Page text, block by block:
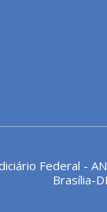
Federal -
Brasília-